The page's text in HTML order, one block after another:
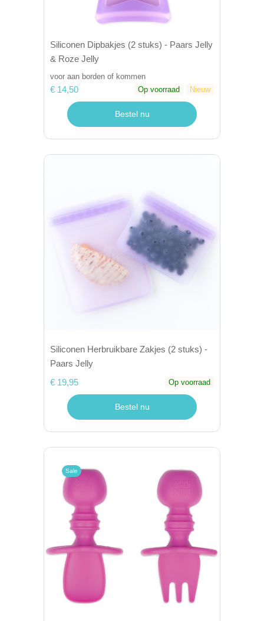
Siliconen Dipbakjes (2 stuks) - Paars Jelly
& Roze Jelly
voor aan borden of kommen
€ 14,50 Op voorraad Nieuw
Bestel nu
Siliconen Herbruikbare Zakjes (2 stuks) -
Paars Jelly
€ 19,95
Op voorraad
Bestel nu
Sale